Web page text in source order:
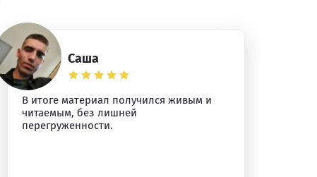
Саша
В итоге материал получился живым и
читаемым, без лишней
перегруженности.